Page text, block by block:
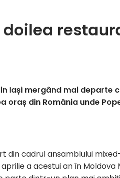
Iași mergând mai departe
oraș din România unde
cadrul ansamblului
a acestui an în Moldova